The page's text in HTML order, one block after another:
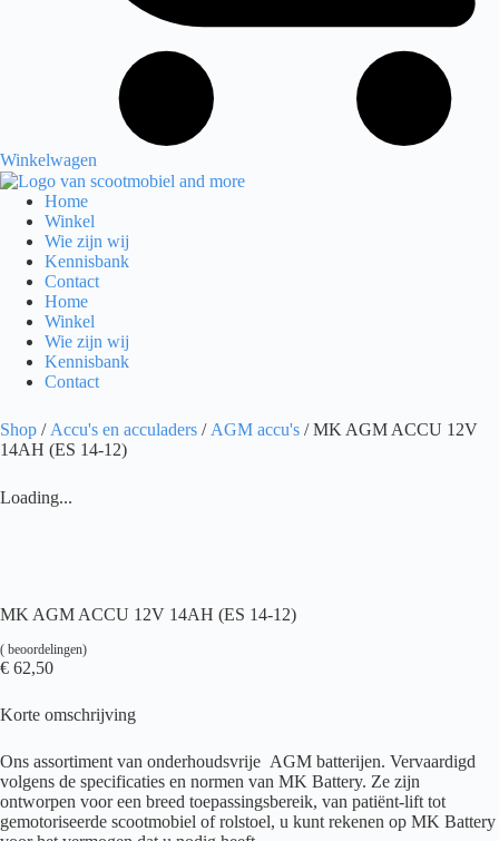
Winkelwagen
Home
Winkel
Wie zijn wij
Kennisbank
Contact
Home
Winkel
Wie zijn wij
Kennisbank
Contact
Shop / Accu's en acculaders / AGM accu's / MK AGM ACCU 12V
14AH (ES 14-12)
Loading...
MK AGM ACCU 12V 14AH (ES 14-12)
( beoordelingen)
€ 62,50
Korte omschrijving
Ons assortiment van onderhoudsvrije AGM batterijen. Vervaardigd
volgens de specificaties en normen van MK Battery. Ze zijn
ontworpen voor een breed toepassingsbereik, van patiënt-lift tot
gemotoriseerde scootmobiel of rolstoel, u kunt rekenen op MK Battery